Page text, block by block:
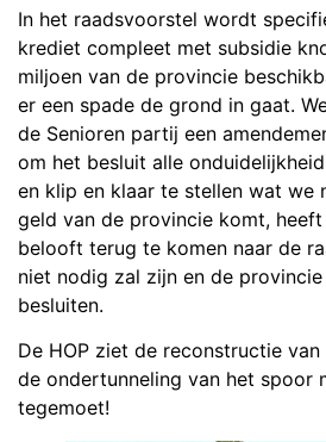
In het raadsvoorstel wordt
krediet compleet met subsidie
miljoen van de provincie
er een spade de grond in gaat.
de Senioren partij een
om het besluit alle
en klip en klaar te stellen wat we
geld van de provincie komt,
belooft terug te komen naar de
niet nodig zal zijn en de
besluiten.
De HOP ziet de reconstructie
de ondertunneling van het spoor
tegemoet!